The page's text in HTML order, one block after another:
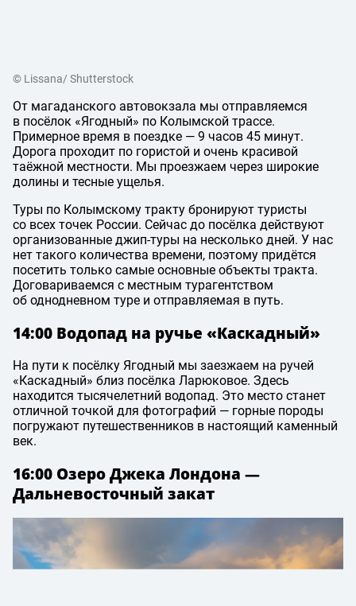
© Lissana/ Shutterstock
От магаданского автовокзала мы отправляемся
в посёлок «Ягодный» по Колымской трассе.
Примерное время в поездке — 9 часов 45 минут.
Дорога проходит по гористой и очень красивой
таёжной местности. Мы проезжаем через широкие
долины и тесные ущелья.
Туры по Колымскому тракту бронируют туристы
со всех точек России. Сейчас до посёлка действуют
организованные джип-туры на несколько дней. У нас
нет такого количества времени, поэтому придётся
посетить только самые основные объекты тракта.
Договариваемся с местным турагентством
об однодневном туре и отправляемая в путь.
14:00 Водопад на ручье «Каскадный»
На пути к посёлку Ягодный мы заезжаем на ручей
«Каскадный» близ посёлка Ларюковое. Здесь
находится тысячелетний водопад. Это место станет
отличной точкой для фотографий — горные породы
погружают путешественников в настоящий каменный
век.
16:00 Озеро Джека Лондона —
Дальневосточный закат